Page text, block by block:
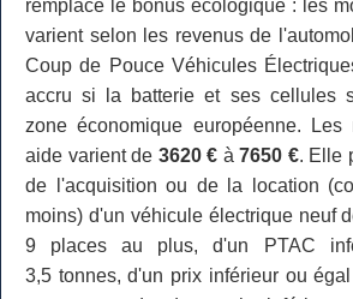
remplace le bonus écologique : les
varient selon les revenus de
Coup de Pouce Véhicules
accru si la batterie et ses cellules
zone économique européenne. Les
aide varient de 3620 € à7650 €. Elle
de l'acquisition ou de la location
moins) d'un véhicule électrique neuf
9 places au plus, d'un PTAC
3,5 tonnes, d'un prix inférieur ou